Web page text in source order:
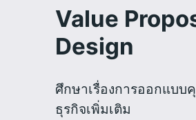
Value
Design
ศึกษาเรื่องการออกแบบ
ธุรกิจเพิ่มเติม